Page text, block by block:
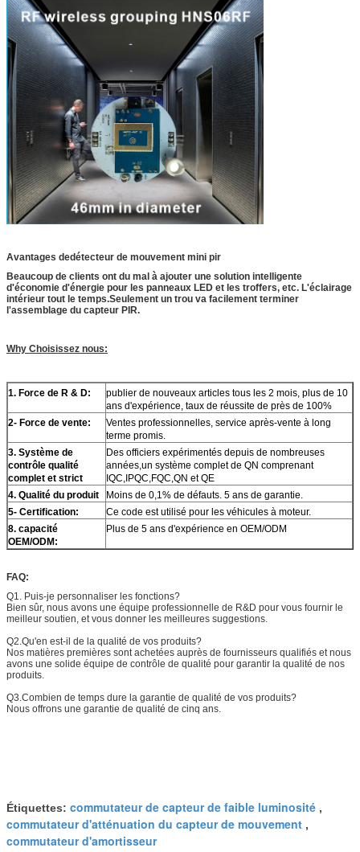
Avantages dedétecteur de mouvement mini pir
Beaucoup de clients ont du mal à ajouter une solution intelligente
d'économie d'énergie pour les panneaux LED et les troffers, etc. L'éclairage
intérieur tout le temps.Seulement un trou va facilement terminer
l'assemblage du capteur PIR.
Why Choisissez nous:
1. Force de R & D:
publier de nouveaux articles tous les 2 mois, plus de 10
ans d'expérience, taux de réussite de près de 100%
2- Force de vente:
Ventes professionnelles, service après-vente à long
terme promis.
3. Système de
contrôle qualité
complet et strict
Des officiers expérimentés depuis de nombreuses
années,un système complet de QN comprenant
IQC,IPQC,FQC,QN et QE
4. Qualité du produit
Moins de 0,1% de défauts. 5 ans de garantie.
5- Certification:
Ce code est utilisé pour les véhicules à moteur.
8. capacité
OEM/ODM:
Plus de 5 ans d'expérience en OEM/ODM
FAQ:
Q1. Puis-je personnaliser les fonctions?
Bien sûr, nous avons une équipe professionnelle de R&D pour vous fournir le
meilleur soutien, et vous donner les meilleures suggestions.
Q2.Qu'en est-il de la qualité de vos produits?
Nos matières premières sont achetées auprès de fournisseurs qualifiés et nous
avons une solide équipe de contrôle de qualité pour garantir la qualité de nos
produits.
Q3.Combien de temps dure la garantie de qualité de vos produits?
Nous offrons une garantie de qualité de cinq ans.
Étiquettes: commutateur de capteur de faible luminosité ,
commutateur d'atténuation du capteur de mouvement ,
commutateur d'amortisseur